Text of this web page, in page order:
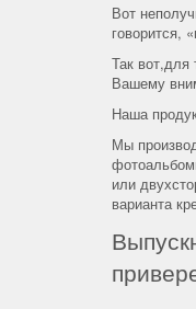
Вот
говорится,
Так вот,для
Вашему
Наша
Мы
или
варианта